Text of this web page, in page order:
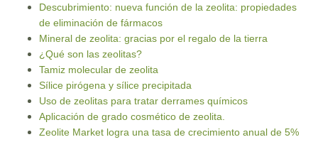
Descubrimiento: nueva función de la zeolita: propiedades
de eliminación de fármacos
Mineral de zeolita: gracias por el regalo de la tierra
¿Qué son las zeolitas?
Tamiz molecular de zeolita
Sílice pirógena y sílice precipitada
Uso de zeolitas para tratar derrames químicos
Aplicación de grado cosmético de zeolita.
Zeolite Market logra una tasa de crecimiento anual de 5%